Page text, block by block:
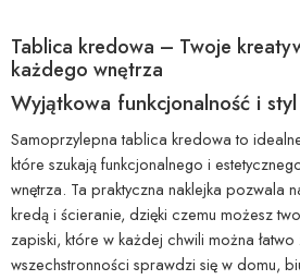
Tablica kredowa – Twoje
każdego wnętrza
Wyjątkowa funkcjonalność i styl
Samoprzylepna tablica kredowa to
które szukają funkcjonalnego i
wnętrza. Ta praktyczna naklejka pozwala
kredą i ścieranie, dzięki czemu możesz
zapiski, które w każdej chwili można
wszechstronności sprawdzi się w domu,